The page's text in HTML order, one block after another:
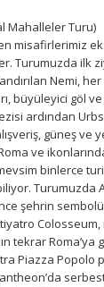
bir web deneyimi
içi ve yurt
ancak bu
KVKK
Mahalleler Turu)
misafirlerimiz
Turumuzda ilk
Nemi,
büyüleyici göl ve
ardından
güneş ve
ve
binlerce
Turumuzda
şehrin
Roma’ya
Piazza Popolo